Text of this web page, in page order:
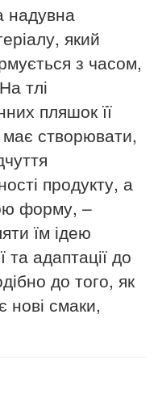
надувна
який
з часом,
На тлі
пляшок її
має створювати,
продукту, а
форму, –
їм ідею
та адаптації до
до того, як
нові смаки,